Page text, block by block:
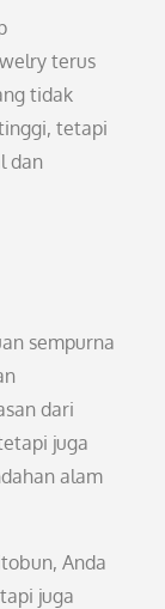
terus
tidak
tetapi
dan
sempurna
dari
juga
alam
Anda
juga